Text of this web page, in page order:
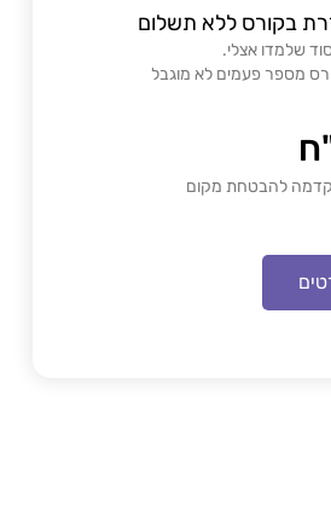
בקורס ללא תשלום
שלמדו אצלי.
מספר פעמים לא מוגבל